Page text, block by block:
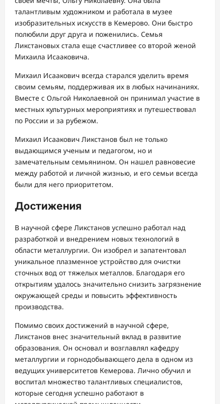
талантливым художником и работала в музее
изобразительных искусств в Кемерово. Они быстро
полюбили друг друга и поженились. Семья
Ликстановых стала еще счастливее со второй женой
Михаила Исааковича.
Михаил Исаакович всегда старался уделить время
своим семьям, поддерживая их в любых начинаниях.
Вместе с Ольгой Николаевной он принимал участие в
местных культурных мероприятиях и путешествовал
по России и за рубежом.
Михаил Исаакович Ликстанов был не только
выдающимся ученым и педагогом, но и
замечательным семьянином. Он нашел равновесие
между работой и личной жизнью, и его семьи всегда
были для него приоритетом.
Достижения
В научной сфере Ликстанов успешно работал над
разработкой и внедрением новых технологий в
области металлургии. Он изобрел и запатентовал
уникальное плазменное устройство для очистки
сточных вод от тяжелых металлов. Благодаря его
открытиям удалось значительно снизить загрязнение
окружающей среды и повысить эффективность
производства.
Помимо своих достижений в научной сфере,
Ликстанов внес значительный вклад в развитие
образования. Он основал и возглавлял кафедру
металлургии и горнодобывающего дела в одном из
ведущих университетов Кемерова. Лично обучил и
воспитал множество талантливых специалистов,
которые сегодня успешно работают в